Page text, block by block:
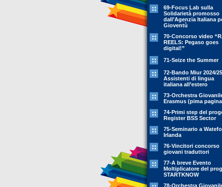
69-Focus Lab sulla
Solidarietà promosso
dall’Agenzia Italiana
Gioventù
70-Concorso video
REELS: Pegaso goes
digital!”
71-Seize the Summer
72-Bando Miur 2024/
Assistenti di lingua
italiana all’estero
73-Orchestra
Erasmus (pima
74-Primi step del
Register BSS Sector
75-Seminario a
Irlanda
76-Vincitori concorso
giovani traduttori
77-A breve Evento
Moltiplicatore del
STARTKNOW
78-Orchestra